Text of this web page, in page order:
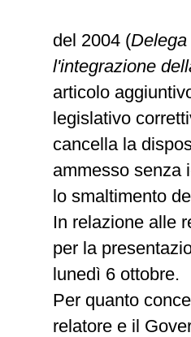
del 2004 (
l'integrazione
articolo
legislativo
cancella la
ammesso senza
lo smaltimento
In relazione alle
per la
lunedì 6 ottobre.
Per quanto
relatore e il